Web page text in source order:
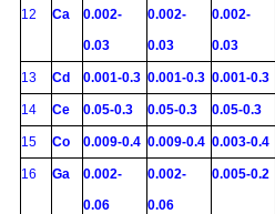
12 Ca
0.002-
0.03
0.002-
0.03
0.002-
0.03
13 Cd 0.001-0.3 0.001-0.3 0.001-0.3
14 Ce 0.05-0.3 0.05-0.3 0.05-0.3
15 Co 0.009-0.4 0.009-0.4 0.003-0.4
16 Ga
0.002-
0.06
0.002-
0.06
0.005-0.2